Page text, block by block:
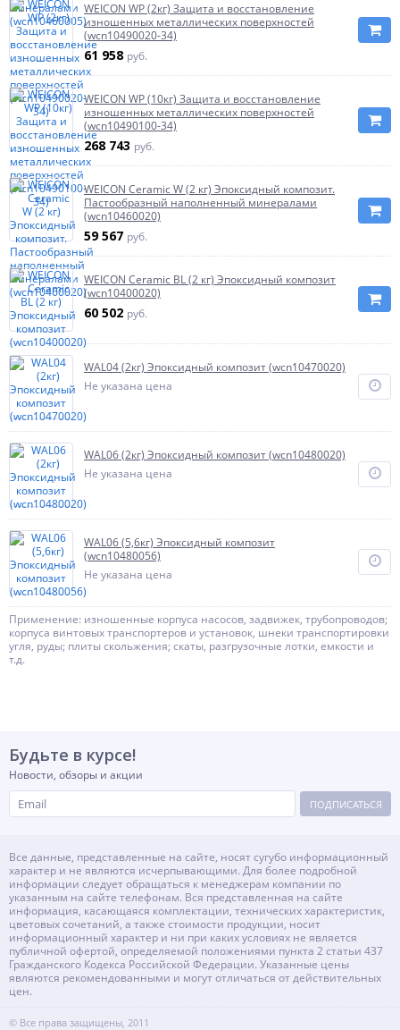
WEICON WP (2кг) Защита и восстановление
изношенных металлических поверхностей
(wcn10490020-34)
61 958 руб.
WEICON WP (10кг) Защита и восстановление
изношенных металлических поверхностей
(wcn10490100-34)
268 743 руб.
WEICON Ceramic W (2 кг) Эпоксидный композит.
Пастообразный наполненный минералами
(wcn10460020)
59 567 руб.
WEICON Ceramic BL (2 кг) Эпоксидный композит
(wcn10400020)
60 502 руб.
WAL04 (2кг) Эпоксидный композит (wcn10470020)
Не указана цена
WAL06 (2кг) Эпоксидный композит (wcn10480020)
Не указана цена
WAL06 (5,6кг) Эпоксидный композит
(wcn10480056)
Не указана цена
Применение: изношенные корпуса насосов, задвижек, трубопроводов;
корпуса винтовых транспортеров и установок, шнеки транспортировки
угля, руды; плиты скольжения; скаты, разгрузочные лотки, емкости и
т.д.
Будьте в курсе!
Новости, обзоры и акции
ПОДПИСАТЬСЯ
Все данные, представленные на сайте, носят сугубо информационный
характер и не являются исчерпывающими. Для более подробной
информации следует обращаться к менеджерам компании по
указанным на сайте телефонам. Вся представленная на сайте
информация, касающаяся комплектации, технических характеристик,
цветовых сочетаний, а также стоимости продукции, носит
информационный характер и ни при каких условиях не является
публичной офертой, определяемой положениями пункта 2 статьи 437
Гражданского Кодекса Российской Федерации. Указанные цены
являются рекомендованными и могут отличаться от действительных
цен.
© Все права защищены, 2011